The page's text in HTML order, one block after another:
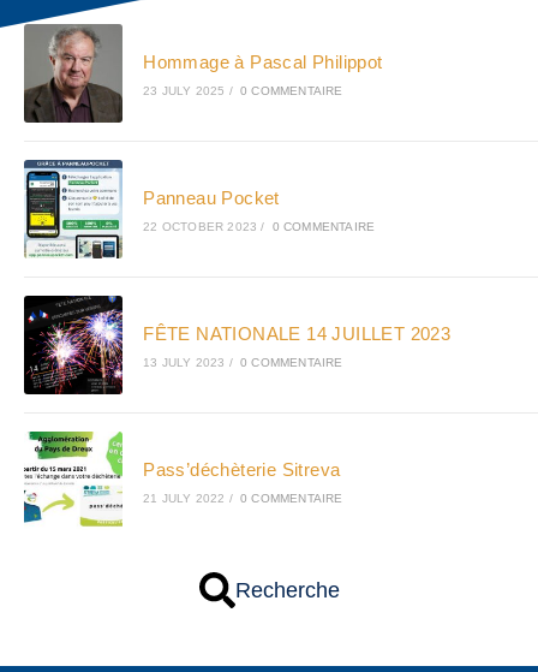
Hommage à Pascal Philippot
23 JULY 2025 / 0 COMMENTAIRE
Panneau Pocket
22 OCTOBER 2023 / 0 COMMENTAIRE
FÊTE NATIONALE 14 JUILLET 2023
13 JULY 2023 / 0 COMMENTAIRE
Pass’déchèterie Sitreva
21 JULY 2022 / 0 COMMENTAIRE
Recherche